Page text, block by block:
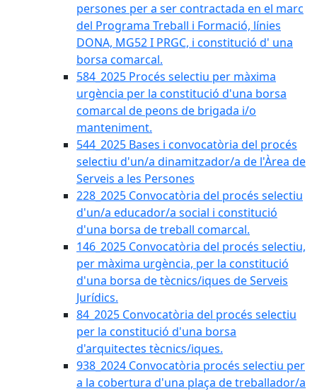
persones per a ser contractada en el marc
del Programa Treball i Formació, línies
DONA, MG52 I PRGC, i constitució d' una
borsa comarcal.
584_2025 Procés selectiu per màxima
urgència per la constitució d'una borsa
comarcal de peons de brigada i/o
manteniment.
544_2025 Bases i convocatòria del procés
selectiu d'un/a dinamitzador/a de l'Àrea de
Serveis a les Persones
228_2025 Convocatòria del procés selectiu
d'un/a educador/a social i constitució
d'una borsa de treball comarcal.
146_2025 Convocatòria del procés selectiu,
per màxima urgència, per la constitució
d'una borsa de tècnics/iques de Serveis
Jurídics.
84_2025 Convocatòria del procés selectiu
per la constitució d'una borsa
d'arquitectes tècnics/iques.
938_2024 Convocatòria procés selectiu per
a la cobertura d'una plaça de treballador/a